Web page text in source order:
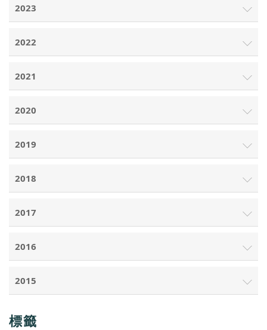
2023
2022
2021
2020
2019
2018
2017
2016
2015
標籤